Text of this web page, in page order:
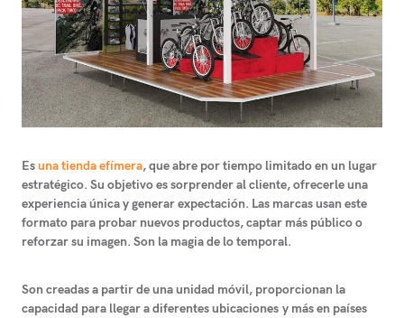
Esuna tienda efímera, que abre por tiempo limitado en un lugar
estratégico. Su objetivo es sorprender al cliente, ofrecerle una
experiencia única y generar expectación. Las marcas usan este
formato para probar nuevos productos, captar más público o
reforzar su imagen. Son la magia de lo temporal.
Son creadas a partir de una unidad móvil, proporcionan la
capacidad para llegar a diferentes ubicaciones y más en países